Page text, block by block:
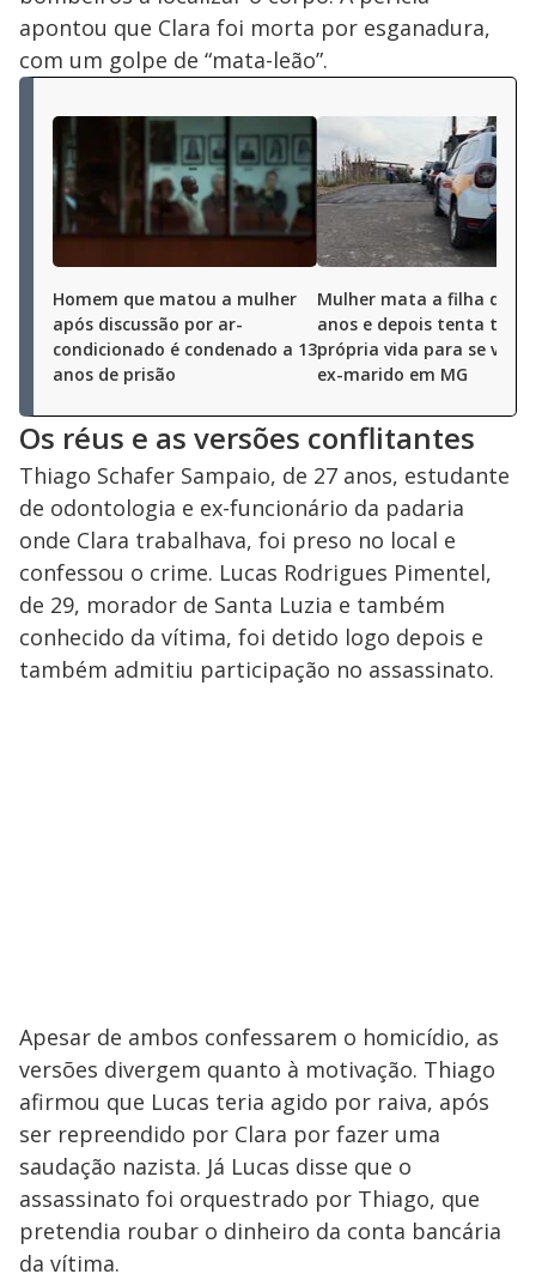
apontou que Clara foi morta por esganadura,
com um golpe de “mata-leão”.
Homem que matou a mulher
após discussão por ar-
condicionado é condenado a 13
anos de prisão
Mulher mata a filha de
anos e depois tenta tirar
própria vida para se
ex-marido em MG
Os réus e as versões conflitantes
Thiago Schafer Sampaio, de 27 anos, estudante
de odontologia e ex-funcionário da padaria
onde Clara trabalhava, foi preso no local e
confessou o crime. Lucas Rodrigues Pimentel,
de 29, morador de Santa Luzia e também
conhecido da vítima, foi detido logo depois e
também admitiu participação no assassinato.
Apesar de ambos confessarem o homicídio, as
versões divergem quanto à motivação. Thiago
afirmou que Lucas teria agido por raiva, após
ser repreendido por Clara por fazer uma
saudação nazista. Já Lucas disse que o
assassinato foi orquestrado por Thiago, que
pretendia roubar o dinheiro da conta bancária
da vítima.